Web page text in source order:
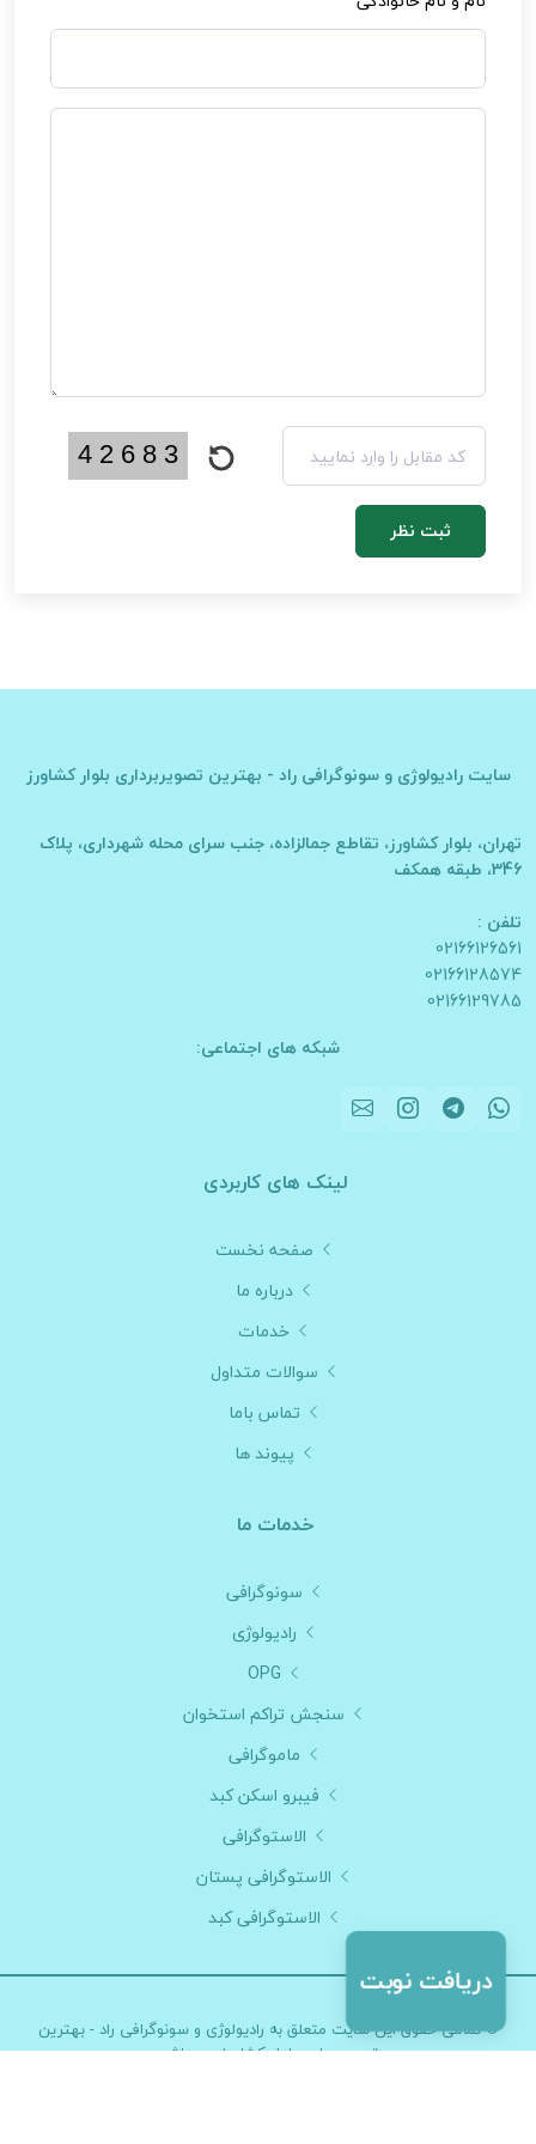
ثبت نظر
سایت رادیولوژی و سونوگرافی راد - بهترین تصویربرداری بلوار کشاورز
تهران، بلوار کشاورز، تقاطع جمالزاده، جنب سرای محله شهرداری، پلاک
346، طبقه همکف
تلفن :
02166126561
02166128574
02166129785
شبکه های اجتماعی:
لینک های کاربردی
صفحه نخست
درباره ما
خدمات
سوالات متداول
تماس باما
پیوند ها
خدمات ما
سونوگرافی
رادیولوژی
OPG
سنجش تراکم استخوان
ماموگرافی
فیبرو اسکن کبد
الاستوگرافی
الاستوگرافی پستان
الاستوگرافی کبد
© تمامی حقوق این سایت متعلق به رادیولوژی و سونوگرافی راد - بهترین
تصویربرداری بلوار کشاورزمی باشد